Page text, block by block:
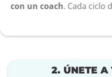
con un coach. Cada ciclo
2. ÚNETE A